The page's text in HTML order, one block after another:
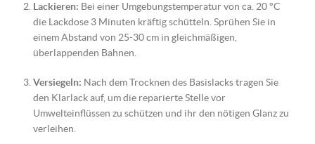
Lackieren: Bei einer Umgebungstemperatur von ca. 20 °C
die Lackdose 3 Minuten kräftig schütteln. Sprühen Sie in
einem Abstand von 25-30 cm in gleichmäßigen,
überlappenden Bahnen.
Versiegeln: Nach dem Trocknen des Basislacks tragen Sie
den Klarlack auf, um die reparierte Stelle vor
Umwelteinflüssen zu schützen und ihr den nötigen Glanz zu
verleihen.